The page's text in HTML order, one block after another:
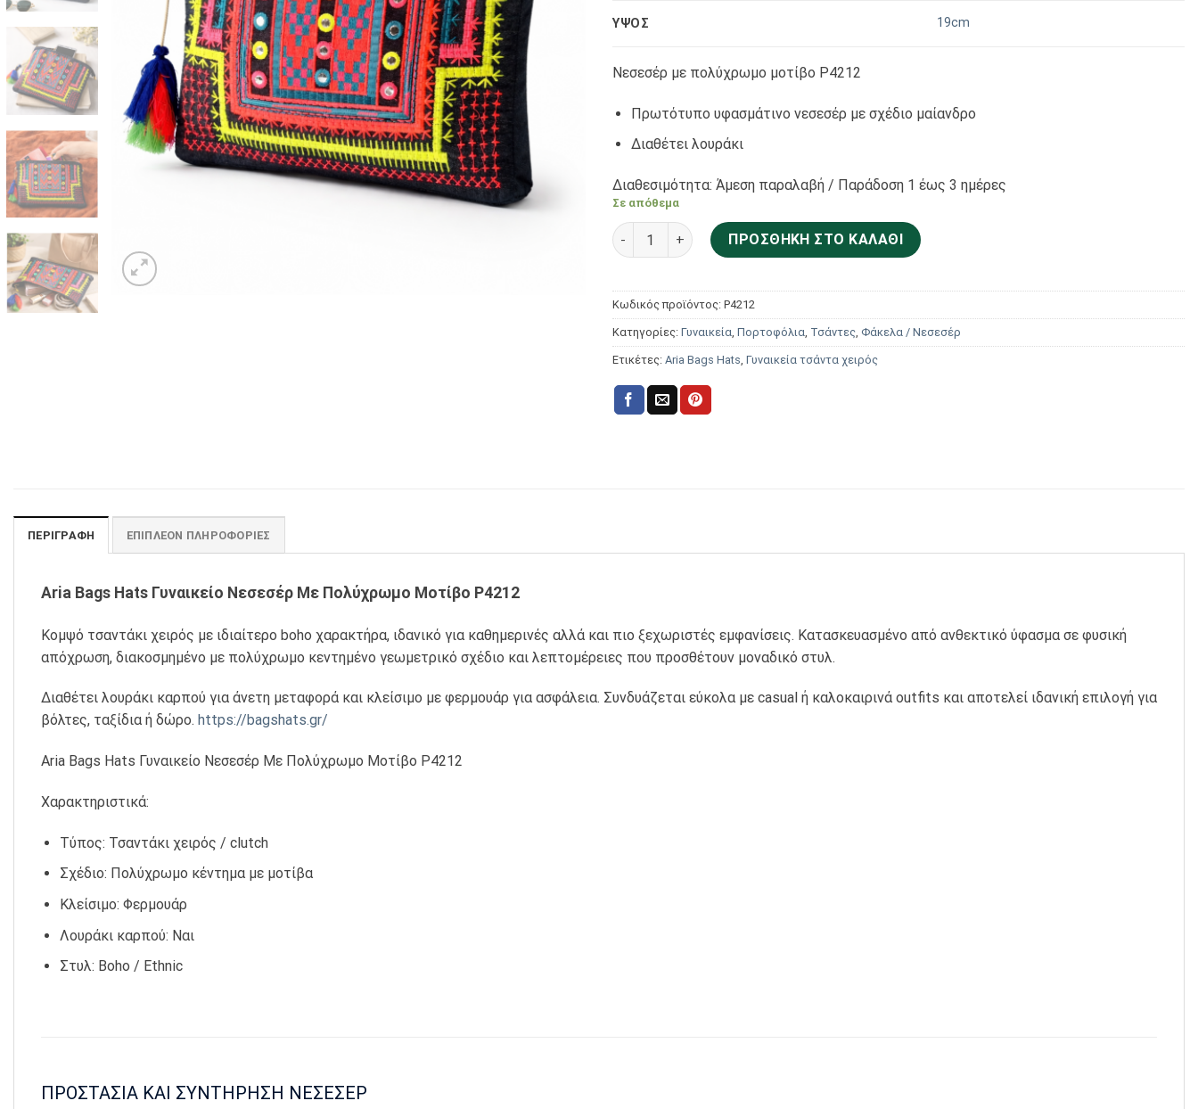
ΥΨΟΣ 19cm
Νεσεσέρ με πολύχρωμο μοτίβο P4212
Πρωτότυπο υφασμάτινο νεσεσέρ με σχέδιο μαίανδρο
Διαθέτει λουράκι
Διαθεσιμότητα: Άμεση παραλαβή / Παράδoση 1 έως 3 ημέρες
Σε απόθεμα
Aria Bags Hats Γυναικείο Νεσεσέρ Με Πολύχρωμο Μοτίβο P4212 ποσότητα
ΠΡΟΣΘΉΚΗ ΣΤΟ ΚΑΛΆΘΙ
Κωδικός προϊόντος: P4212
Κατηγορίες: Γυναικεία Πορτοφόλια Τσάντες Φάκελα / Νεσεσέρ
Ετικέτες: Aria Bags Hats Γυναικεία τσάντα χειρός
ΠΕΡΙΓΡΑΦΉ ΕΠΙΠΛΈΟΝ ΠΛΗΡΟΦΟΡΊΕΣ
Aria Bags Hats Γυναικείο Νεσεσέρ Με Πολύχρωμο Μοτίβο P4212
Κομψό τσαντάκι χειρός με ιδιαίτερο boho χαρακτήρα, ιδανικό για καθημερινές αλλά και πιο ξεχωριστές εμφανίσεις. Κατασκευασμένο από ανθεκτικό ύφασμα σε φυσική
απόχρωση, διακοσμημένο με πολύχρωμο κεντημένο γεωμετρικό σχέδιο και λεπτομέρειες που προσθέτουν μοναδικό στυλ.
Διαθέτει λουράκι καρπού για άνετη μεταφορά και κλείσιμο με φερμουάρ για ασφάλεια. Συνδυάζεται εύκολα με casual ή καλοκαιρινά outfits και αποτελεί ιδανική επιλογή για
βόλτες, ταξίδια ή δώρο. https://bagshats.gr/
Aria Bags Hats Γυναικείο Νεσεσέρ Με Πολύχρωμο Μοτίβο P4212
Χαρακτηριστικά:
Τύπος: Τσαντάκι χειρός / clutch
Σχέδιο: Πολύχρωμο κέντημα με μοτίβα
Κλείσιμο: Φερμουάρ
Λουράκι καρπού: Ναι
Στυλ: Boho / Ethnic
ΠΡΟΣΤΑΣΙΑ ΚΑΙ ΣΥΝΤΗΡΗΣΗ ΝΕΣΕΣΕΡ